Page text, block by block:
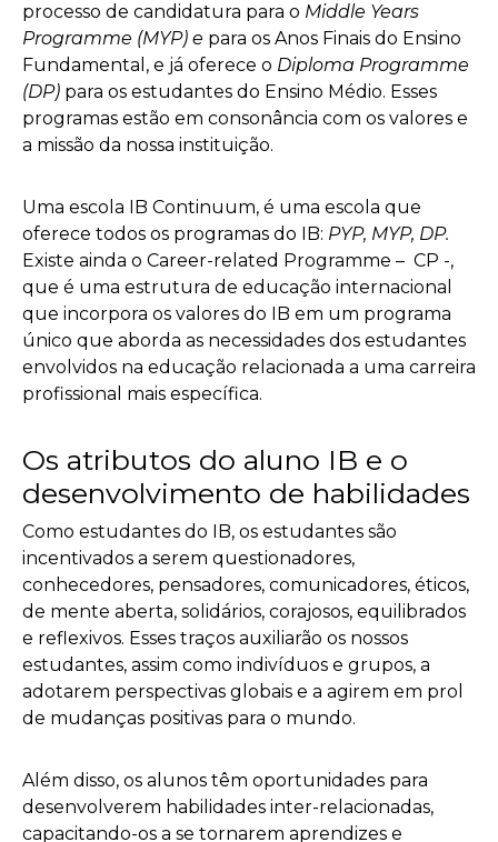
processo de candidatura para o Middle Years
Programme (MYP) e para os Anos Finais do Ensino
Fundamental, e já oferece o Diploma Programme
(DP) para os estudantes do Ensino Médio. Esses
programas estão em consonância com os valores e
a missão da nossa instituição.
Uma escola IB Continuum, é uma escola que
oferece todos os programas do IB: PYP, MYP, DP.
Existe ainda o Career-related Programme – CP -,
que é uma estrutura de educação internacional
que incorpora os valores do IB em um programa
único que aborda as necessidades dos estudantes
envolvidos na educação relacionada a uma carreira
profissional mais específica.
Os atributos do aluno IB e o
desenvolvimento de habilidades
Como estudantes do IB, os estudantes são
incentivados a serem questionadores,
conhecedores, pensadores, comunicadores, éticos,
de mente aberta, solidários, corajosos, equilibrados
e reflexivos. Esses traços auxiliarão os nossos
estudantes, assim como indivíduos e grupos, a
adotarem perspectivas globais e a agirem em prol
de mudanças positivas para o mundo.
Além disso, os alunos têm oportunidades para
desenvolverem habilidades inter-relacionadas,
capacitando-os a se tornarem aprendizes e